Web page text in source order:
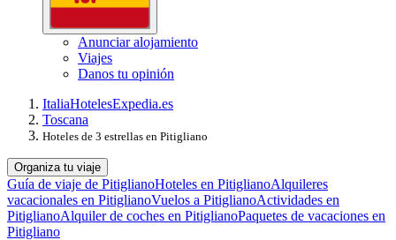
Anunciar alojamiento
Viajes
Danos tu opinión
ItaliaHotelesExpedia.es
Toscana
Hoteles de 3 estrellas en Pitigliano
Organiza tu viaje
Guía de viaje de PitiglianoHoteles en PitiglianoAlquileres
vacacionales en PitiglianoVuelos a PitiglianoActividades en
PitiglianoAlquiler de coches en PitiglianoPaquetes de vacaciones en
Pitigliano